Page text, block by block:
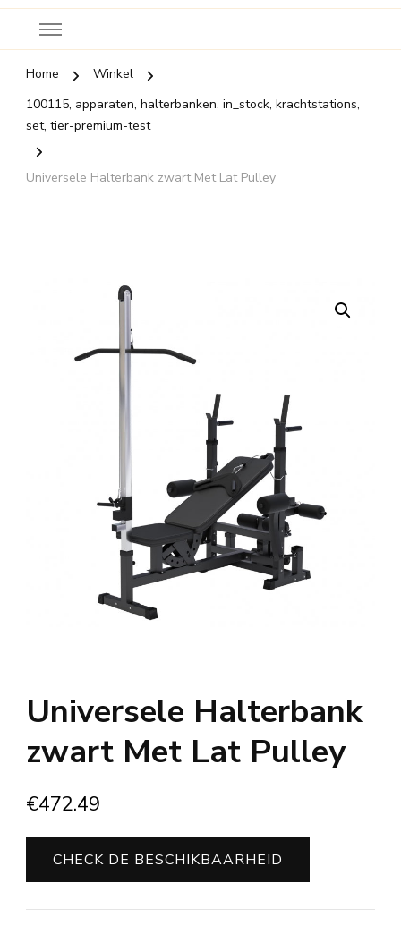
Home
Winkel
100115, apparaten, halterbanken, in_stock, krachtstations,
set, tier-premium-test
Universele Halterbank zwart Met Lat Pulley
Universele Halterbank
zwart Met Lat Pulley
€472.49
CHECK DE BESCHIKBAARHEID